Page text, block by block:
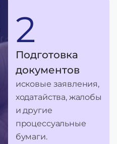
2
Подготовка
документов
исковые заявления,
ходатайства, жалобы
и другие
процессуальные
бумаги.